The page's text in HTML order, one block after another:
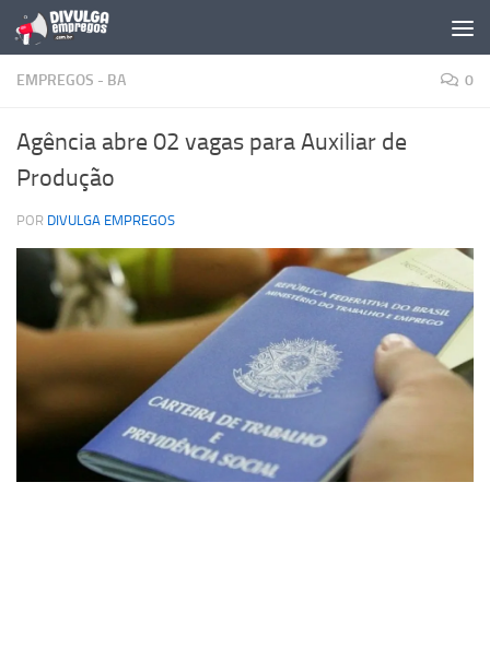
Skip to content
EMPREGOS - BA 0
Agência abre 02 vagas para Auxiliar de
Produção
POR DIVULGA EMPREGOS